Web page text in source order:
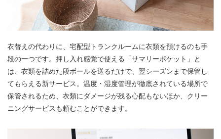
衣替えの代わりに、宅配型トランクルームに衣類を預けるのも手
段の一つです。押し入れ感覚で使える「サマリーポケット」と
は、衣類を詰めた段ボールを送るだけで、翌シーズンまで保管し
てもらえる新サービス。温度・湿度管理が徹底されている場所で
保管されるため、衣類にダメージが残る心配もないほか、クリー
ニングサービスも頼むことができます。